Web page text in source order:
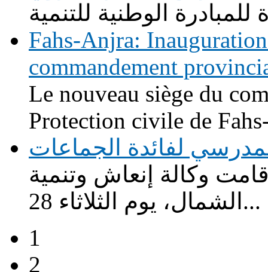
Fahs-Anjra:
commandement
Le nouveau siège du
Protection civile de
للنقل المدرسي لفائدة الجماعات
وكالة إنعاش وتنمية
الشمال، يوم الثلاثاء 28...
1
2